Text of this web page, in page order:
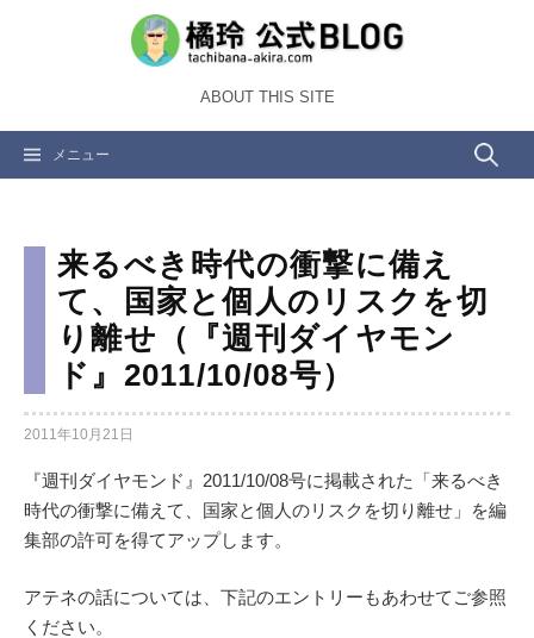
ツ
ABOUT THIS SITE
メニュー 検
来るべき時代の衝撃に備え
て、国家と個人のリスクを切
り離せ（『週刊ダイヤモン
ド』2011/10/08号）
2011年10月21日
『週刊ダイヤモンド』2011/10/08号に掲載された「来るべき
時代の衝撃に備えて、国家と個人のリスクを切り離せ」を編
集部の許可を得てアップします。
アテネの話については、下記のエントリーもあわせてご参照
ください。